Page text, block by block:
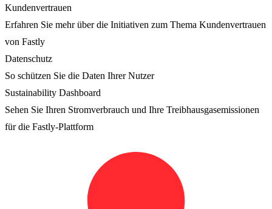
Kundenvertrauen
Erfahren Sie mehr über die Initiativen zum Thema Kundenvertrauen
von Fastly
Datenschutz
So schützen Sie die Daten Ihrer Nutzer
Sustainability Dashboard
Sehen Sie Ihren Stromverbrauch und Ihre Treibhausgasemissionen
für die Fastly-Plattform